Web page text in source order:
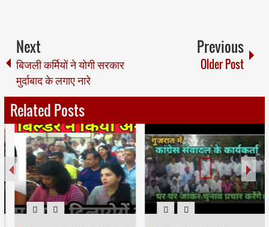
Next
बिजली कर्मियों ने योगी सरकार
मुर्दाबाद के लगाए नारे
Previous
Older Post
Related Posts